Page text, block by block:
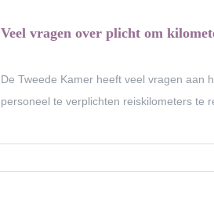
Veel vragen over plicht om
De Tweede Kamer heeft veel vragen aan
personeel te verplichten reiskilometers te